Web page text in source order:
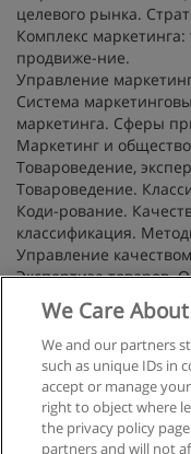
целевого рынка.
Комплекс
продвиже-ние.
Управление
Система
маркетинга. Сферы
Маркетинг и
Товароведение,
Товароведение.
Коди-рование.
классификация.
Управление
Экспертиза товаров.
Стандартизация.
база.
требований
за нарушение
Международное
стандартизации,
Коммерческая
We Care
We and our partners
such as unique IDs in
accept or manage
right to object where
the privacy policy
partners and will not